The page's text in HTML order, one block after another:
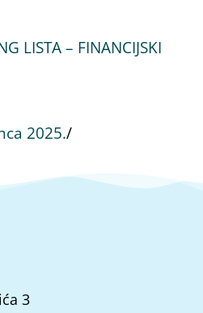
LISTA – FINANCIJSKI
2025./
3